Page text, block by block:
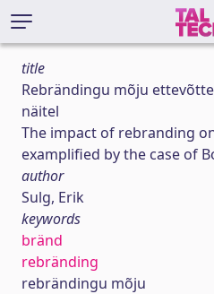
title
Rebrändingu mõju
näitel
The impact of rebranding
examplified by the case of
author
Sulg, Erik
keywords
bränd
rebränding
rebrändingu mõju